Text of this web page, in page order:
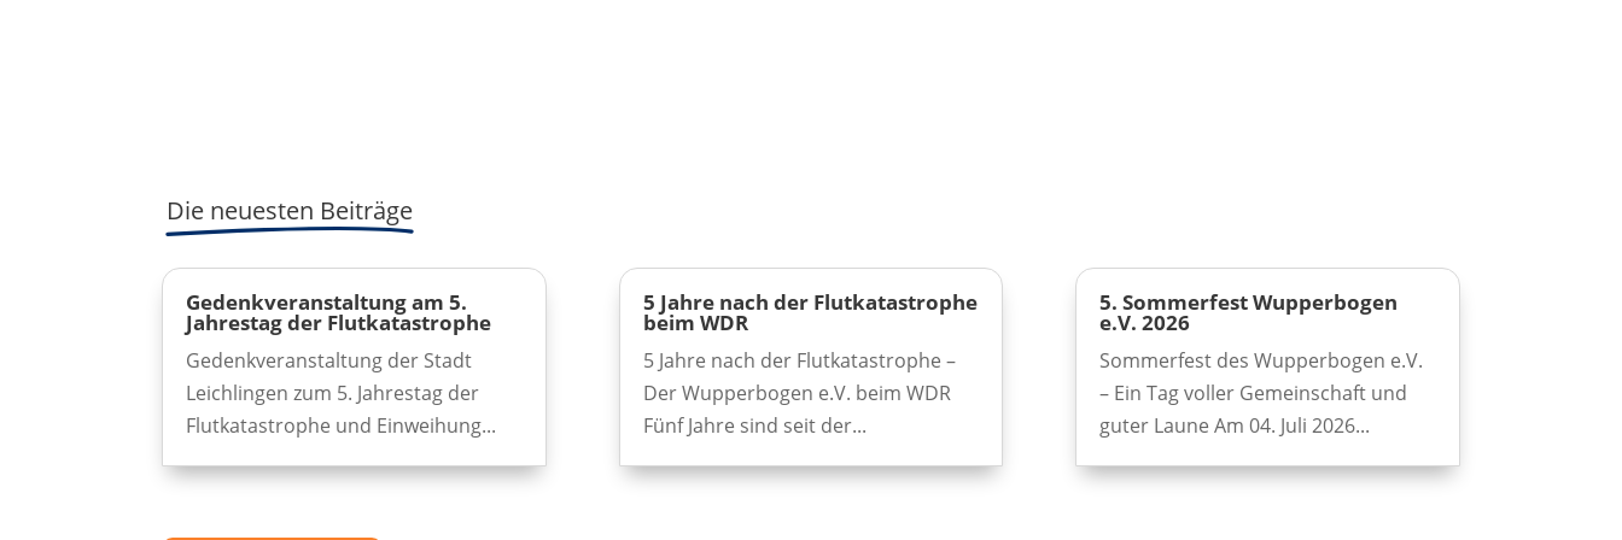
Die neuesten Beiträge
Gedenkveranstaltung am 5.
Jahrestag der Flutkatastrophe
Gedenkveranstaltung der Stadt
Leichlingen zum 5. Jahrestag der
Flutkatastrophe und Einweihung...
5 Jahre nach der Flutkatastrophe
beim WDR
5 Jahre nach der Flutkatastrophe –
Der Wupperbogen e.V. beim WDR
Fünf Jahre sind seit der...
5. Sommerfest Wupperbogen
e.V. 2026
Sommerfest des Wupperbogen e.V.
– Ein Tag voller Gemeinschaft und
guter Laune Am 04. Juli 2026...